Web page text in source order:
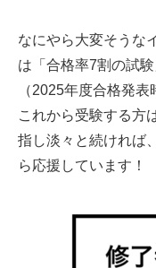
なにやら大変そうな
は「合格率7割の試
（2025年度合格発表
これから受験する方
指し淡々と続ければ
ら応援しています！